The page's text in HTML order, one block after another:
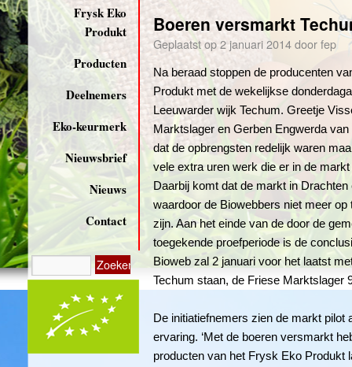
Frysk Eko
Produkt
Producten
Deelnemers
Eko-keurmerk
Nieuwsbrief
Nieuws
Contact
Boeren versmarkt
Geplaatst op2 januari 2014doorfep
Na beraad stoppen de producenten
Produkt met de wekelijkse
Leeuwarder wijk Techum. Greetje
Marktslager en Gerben Engwerda
dat de opbrengsten redelijk waren
vele extra uren werk die er in de
Daarbij komt dat de markt in
waardoor de Biowebbers niet meer op
zijn. Aan het einde van de door de
toegekende proefperiode is de
Bioweb zal 2 januari voor het laatst
Techum staan, de Friese Marktslager
De initiatiefnemers zien de markt pilot
ervaring. ‘Met de boeren versmarkt
producten van het Frysk Eko Produkt